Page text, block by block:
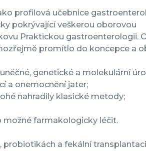
profilová učebnice
pokrývající veškerou oborovou
Praktickou gastroenterologii.
promítlo do koncepce a
genetické a molekulární
a onemocnění jater;
nahradily klasické metody;
možné farmakologicky léčit.
a fekální transplantaci